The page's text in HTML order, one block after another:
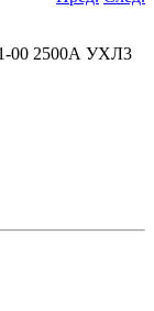
00 2500А УХЛ3